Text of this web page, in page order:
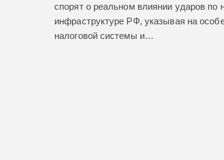
спорят о реальном влиянии ударов по
инфраструктуре РФ, указывая на
налоговой системы и…